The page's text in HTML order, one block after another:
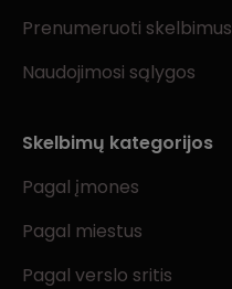
Prenumeruoti skelbimus
Naudojimosi sąlygos
Skelbimų kategorijos
Pagal įmones
Pagal miestus
Pagal verslo sritis